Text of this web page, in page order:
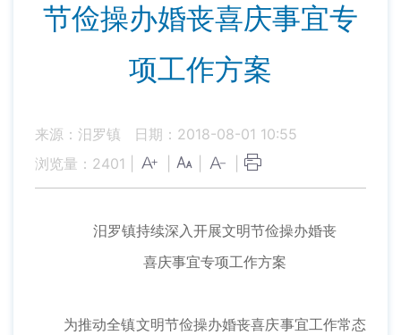
节俭操办婚丧喜庆事宜专
项工作方案
来源：汨罗镇
日期：2018-08-01 10:55
浏览量： 2401
汨罗镇持续深入开展文明节俭操办婚丧
喜庆事宜专项工作方案
为推动全镇文明节俭操办婚丧喜庆事宜工作常态